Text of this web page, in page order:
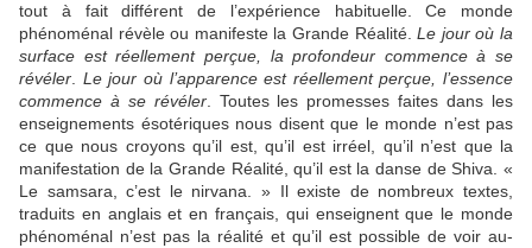
tout à fait différent de l’expérience habituelle. Ce monde
phénoménal révèle ou manifeste la Grande Réalité.Le jour où la
surface est réellement perçue, la profondeur commence à se
révéler
Le jour où l’apparence est réellement perçue, l’essence
commence à se révéler. Toutes les promesses faites dans les
enseignements ésotériques nous disent que le monde n’est pas
ce que nous croyons qu’il est, qu’il est irréel, qu’il n’est que la
manifestation de la Grande Réalité, qu’il est la danse de Shiva. «
Le samsara, c’est le nirvana. » Il existe de nombreux textes,
traduits en anglais et en français, qui enseignent que le monde
phénoménal n’est pas la réalité et qu’il est possible de voir au-